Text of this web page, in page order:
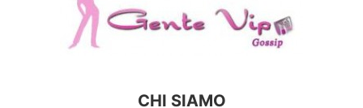
CHI SIAMO